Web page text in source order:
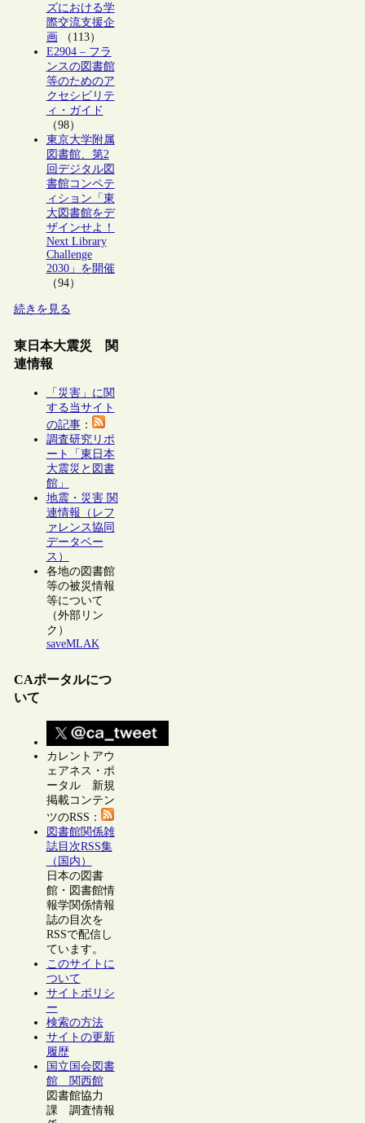
ズにおける学
際交流支援企
画（113）
E2904 – フラ
ンスの図書館
等のためのア
クセシビリテ
ィ・ガイド
（98）
東京大学附属
図書館、第2
回デジタル図
書館コンペテ
ィション「東
大図書館をデ
ザインせよ！
Next Library
Challenge
2030」を開催
（94）
続きを見る
東日本大震災 関
連情報
「災害」に関
する当サイト
の記事：
調査研究リポ
ート「東日本
大震災と図書
館」
地震・災害 関
連情報（レフ
ァレンス協同
データベー
ス）
各地の図書館
等の被災情報
等について
（外部リン
ク）
saveMLAK
CAポータルにつ
いて
カレントアウ
ェアネス・ポ
ータル 新規
掲載コンテン
ツのRSS：
図書館関係雑
誌目次RSS集
（国内）
日本の図書
館・図書館情
報学関係情報
誌の目次を
RSSで配信し
ています。
このサイトに
ついて
サイトポリシ
ー
検索の方法
サイトの更新
履歴
国立国会図書
館 関西館
図書館協力
課 調査情報